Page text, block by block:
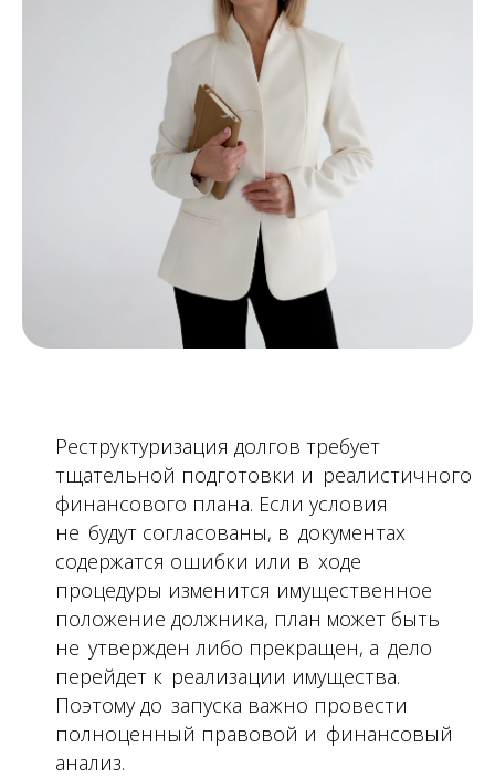
Реструктуризация долгов требует
тщательной подготовки и реалистичного
финансового плана. Если условия
не будут согласованы, в документах
содержатся ошибки или в ходе
процедуры изменится имущественное
положение должника, план может быть
не утвержден либо прекращен, а дело
перейдет к реализации имущества.
Поэтому до запуска важно провести
полноценный правовой и финансовый
анализ.